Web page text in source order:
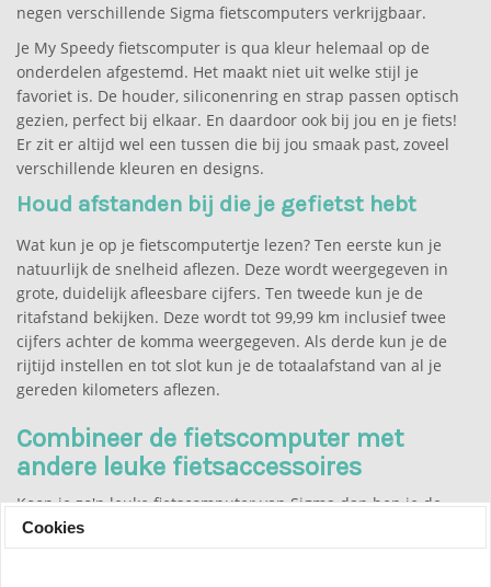
negen verschillende Sigma fietscomputers verkrijgbaar.
Je My Speedy fietscomputer is qua kleur helemaal op de
onderdelen afgestemd. Het maakt niet uit welke stijl je
favoriet is. De houder, siliconenring en strap passen optisch
gezien, perfect bij elkaar. En daardoor ook bij jou en je fiets!
Er zit er altijd wel een tussen die bij jou smaak past, zoveel
verschillende kleuren en designs.
Houd afstanden bij die je gefietst hebt
Wat kun je op je fietscomputertje lezen? Ten eerste kun je
natuurlijk de snelheid aflezen. Deze wordt weergegeven in
grote, duidelijk afleesbare cijfers. Ten tweede kun je de
ritafstand bekijken. Deze wordt tot 99,99 km inclusief twee
cijfers achter de komma weergegeven. Als derde kun je de
rijtijd instellen en tot slot kun je de totaalafstand van al je
gereden kilometers aflezen.
Combineer de fietscomputer met
andere leuke fietsaccessoires
Koop je zo'n leuke fietscomputer van Sigma dan ben je de
bezitter van een van de leukste
Cookies